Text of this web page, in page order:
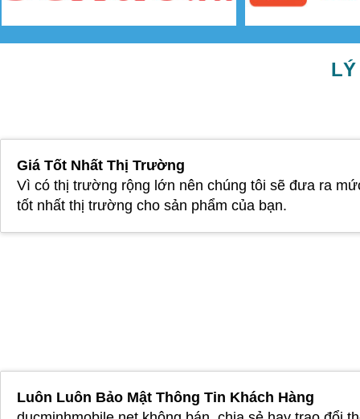
LÝ
Giá Tốt Nhất Thị Trường
Vì có thị trường rộng lớn nên chúng tôi sẽ đưa ra
tốt nhất thị trường cho sản phẩm của bạn.
Luôn Luôn Bảo Mật Thông Tin Khách Hàng